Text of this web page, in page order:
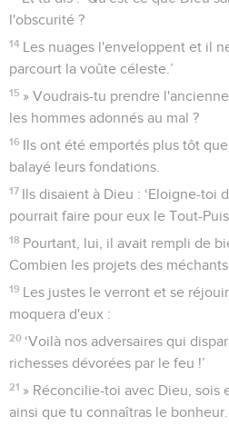
l'obscurité ?
14 Les nuages l'enveloppent et il
parcourt la voûte céleste.’
15 » Voudrais-tu prendre
les hommes adonnés au mal ?
16 Ils ont été emportés plus tôt
balayé leurs fondations.
17 Ils disaient à Dieu : ‘Eloigne-toi
pourrait faire pour eux le Tout-
18 Pourtant, lui, il avait rempli de
Combien les projets des
19 Les justes le verront et se
moquera d'eux :
20 ‘Voilà nos adversaires qui
richesses dévorées par le feu !’
21 » Réconcilie-toi avec Dieu, sois
ainsi que tu connaîtras le bonheur.